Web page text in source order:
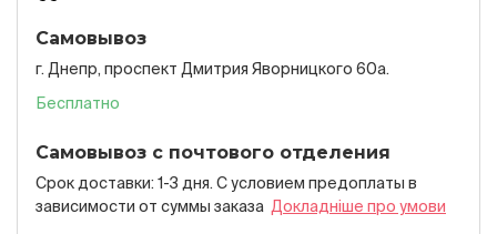
Самовывоз
г. Днепр, проспект Дмитрия Яворницкого 60а.
Бесплатно
Самовывоз с почтового отделения
Срок доставки: 1-3 дня. С условием предоплаты в
зависимости от суммы заказа Докладнiше про умови